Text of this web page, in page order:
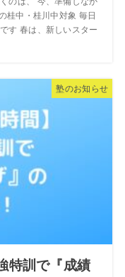
桂中・桂川中対象 毎日
す 春は、新しいスター
塾のお知らせ
特訓で『成績